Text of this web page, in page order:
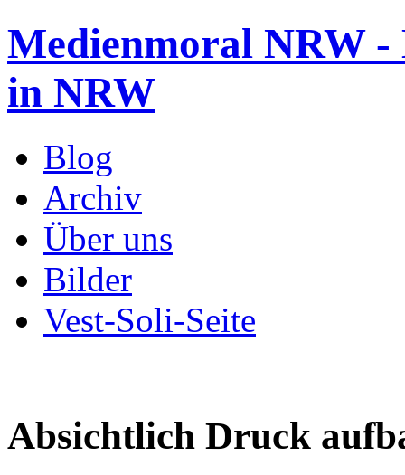
Medienmoral NRW
in NRW
Blog
Archiv
Über uns
Bilder
Vest-Soli-Seite
Absichtlich Druck